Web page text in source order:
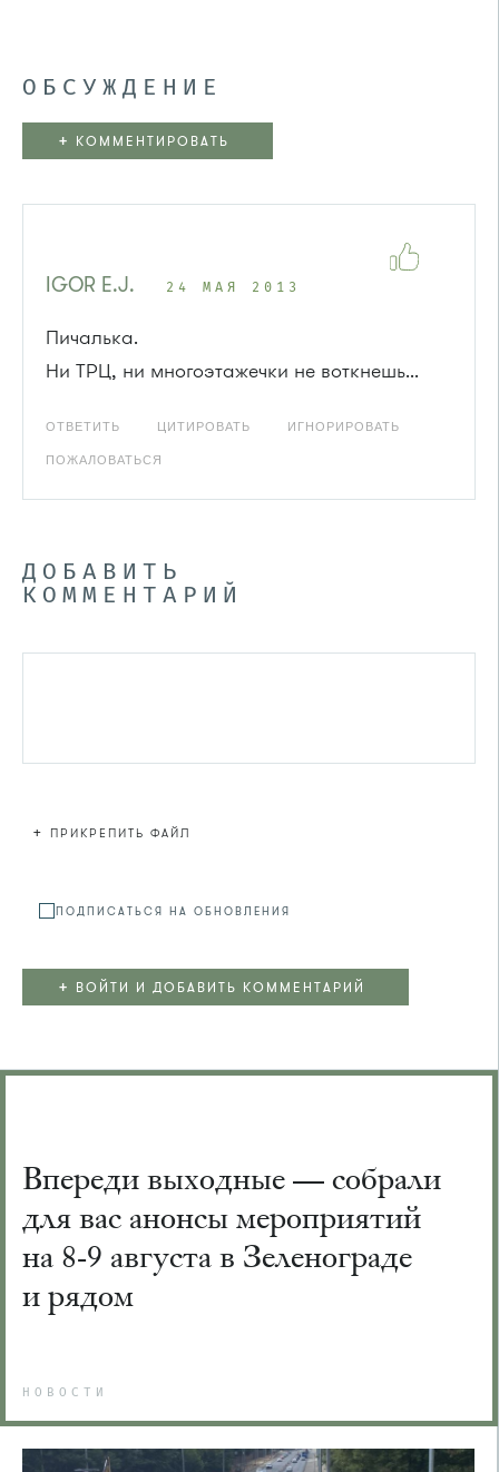
ОБСУЖДЕНИЕ
+ КОММЕНТИРОВАТЬ
IGOR E.J. 24 МАЯ 2013
Пичалька.
Ни ТРЦ, ни многоэтажечки не воткнешь...
ОТВЕТИТЬ ЦИТИРОВАТЬ ИГНОРИРОВАТЬ
ПОЖАЛОВАТЬСЯ
ДОБАВИТЬ
КОММЕНТАРИЙ
+ ПРИКРЕПИТЬ ФАЙЛ
ПОДПИСАТЬСЯ НА ОБНОВЛЕНИЯ
+ ВОЙТИ И ДОБАВИТЬ КОММЕНТАРИЙ
Впереди выходные — собрали
для вас анонсы мероприятий
на 8-9 августа в Зеленограде
и рядом
НОВОСТИ